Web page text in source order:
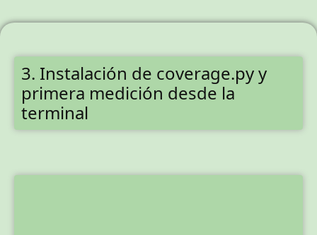
3. Instalación de coverage.py y
primera medición desde la
terminal